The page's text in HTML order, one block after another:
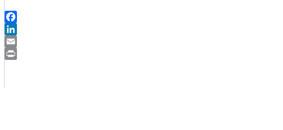
Facebook
LinkedIn
Email